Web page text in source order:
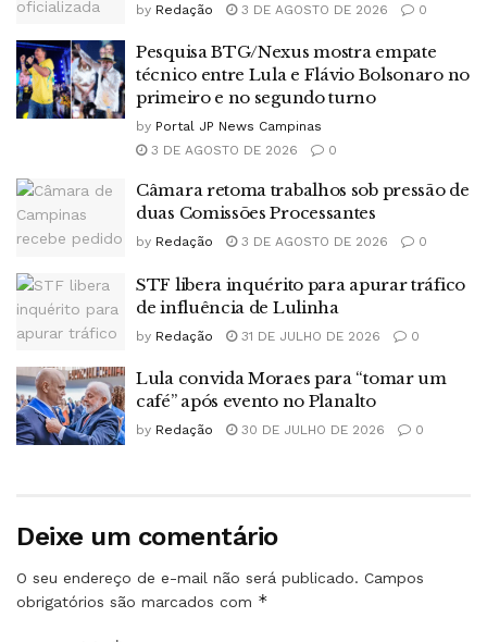
by Redação 3 DE AGOSTO DE 2026 0
Pesquisa BTG/Nexus mostra empate
técnico entre Lula e Flávio Bolsonaro no
primeiro e no segundo turno
by Portal JP News Campinas
3 DE AGOSTO DE 2026
0
Câmara retoma trabalhos sob pressão de
duas Comissões Processantes
by Redação 3 DE AGOSTO DE 2026 0
STF libera inquérito para apurar tráfico
de influência de Lulinha
by Redação 31 DE JULHO DE 2026 0
Lula convida Moraes para “tomar um
café” após evento no Planalto
by Redação 30 DE JULHO DE 2026 0
Deixe um comentário
O seu endereço de e-mail não será publicado. Campos
obrigatórios são marcados com *